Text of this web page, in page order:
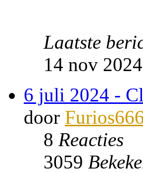
Laatste
14 nov
6 juli 2024 -
door
8 Reacties
3059